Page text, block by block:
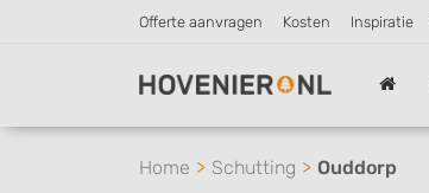
Offerte aanvragen Kosten Inspiratie
Home Schutting Ouddorp